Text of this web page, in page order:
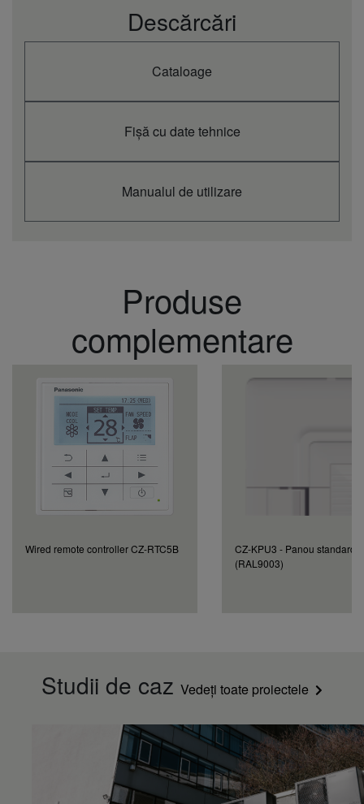
Descărcări
Cataloage
Fișă cu date tehnice
Manualul de utilizare
Produse
complementare
Wired remote controller CZ-RTC5B
CZ-KPU3 - Panou standard,
(RAL9003)
Studii de caz Vedeți toate proiectele